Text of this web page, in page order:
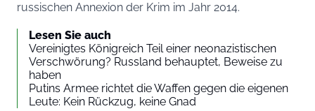
russischen Annexion der Krim im Jahr 2014.
Lesen Sie auch
Vereinigtes Königreich Teil einer neonazistischen
Verschwörung? Russland behauptet, Beweise zu
haben
Putins Armee richtet die Waffen gegen die eigenen
Leute: Kein Rückzug, keine Gnad